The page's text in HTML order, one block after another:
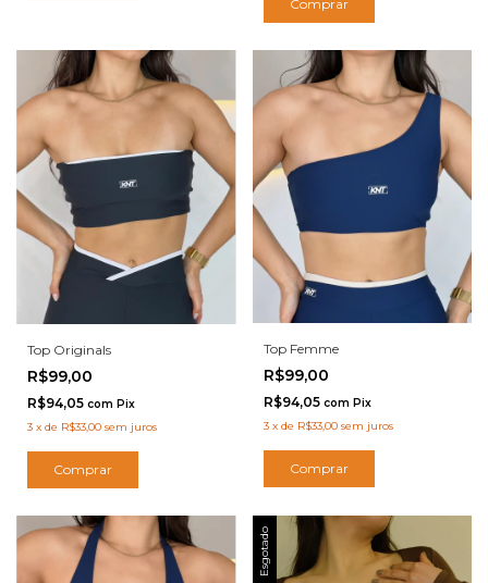
Comprar
Top Originals
R$99,00
R$94,05 com Pix
3 x de R$33,00 sem juros
Comprar
Top Femme
R$99,00
R$94,05 com Pix
3 x de R$33,00 sem juros
Comprar
Esgotado